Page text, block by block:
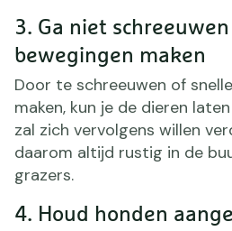
3. Ga niet
bewegingen maken
Door te schreeuwen of
maken, kun je de dieren
zal zich vervolgens willen
daarom altijd rustig in de
grazers.
4. Houd honden